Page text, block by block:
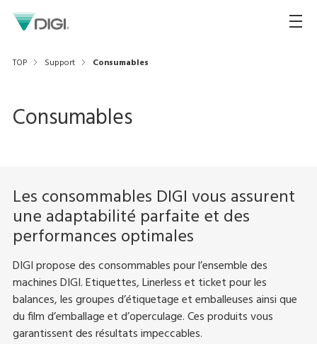
TOP Support Consumables
Consumables
Les consommables DIGI vous assurent
une adaptabilité parfaite et des
performances optimales
DIGI propose des consommables pour l’ensemble des
machines DIGI. Etiquettes, Linerless et ticket pour les
balances, les groupes d’étiquetage et emballeuses ainsi que
du film d’emballage et d’operculage. Ces produits vous
garantissent des résultats impeccables.